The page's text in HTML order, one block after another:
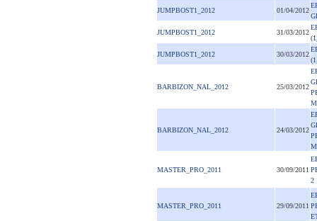
JUMPBOST1_2012 01/04/2012
JUMPBOST1_2012 31/03/2012
JUMPBOST1_2012 30/03/2012
BARBIZON_NAL_2012 25/03/2012
BARBIZON_NAL_2012 24/03/2012
MASTER_PRO_2011 30/09/2011
2
MASTER_PRO_2011 29/09/2011